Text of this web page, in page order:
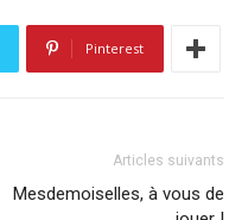
Pinterest
Articles suivants
Mesdemoiselles, à vous de